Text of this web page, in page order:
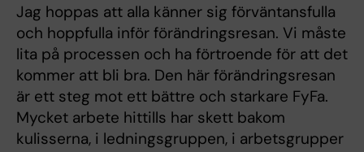
Jag hoppas att alla känner sig förväntansfulla
och hoppfulla inför förändringsresan. Vi måste
lita på processen och ha förtroende för att det
kommer att bli bra. Den här förändringsresan
är ett steg mot ett bättre och starkare FyFa.
Mycket arbete hittills har skett bakom
kulisserna, i ledningsgruppen, i arbetsgrupper